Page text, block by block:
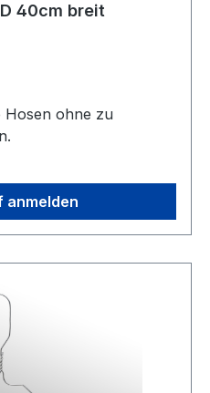
40cm breit
Hosen ohne zu
anmelden